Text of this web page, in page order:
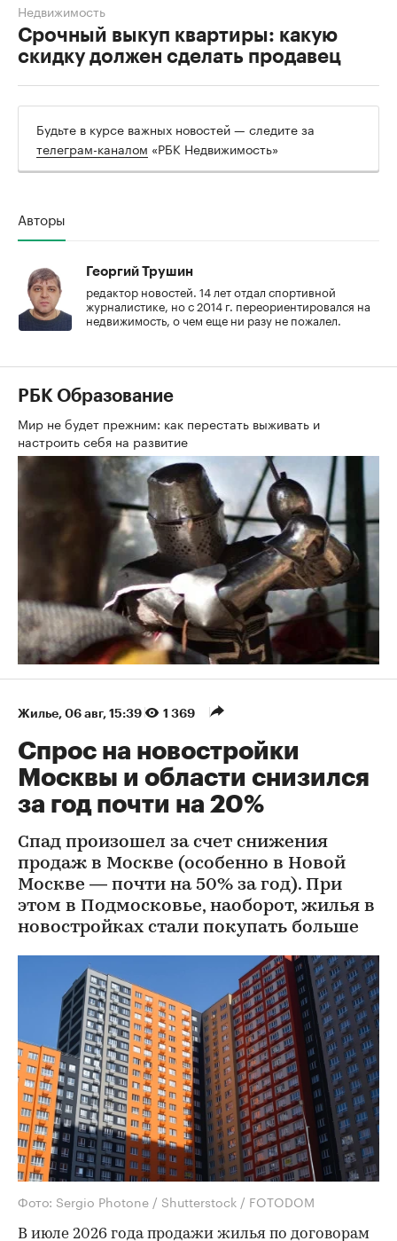
Срочный выкуп квартиры: какую
скидку должен сделать продавец
Недвижимость
Будьте в курсе важных новостей — следите за
телеграм-каналом «РБК Недвижимость»
Авторы
Георгий Трушин
редактор новостей. 14 лет отдал спортивной
журналистике, но с 2014 г. переориентировался на
недвижимость, о чем еще ни разу не пожалел.
РБК Образование
Мир не будет прежним: как перестать выживать и
настроить себя на развитие
Жилье⁠, 06 авг, 15:39 1 369
Спрос на новостройки
Москвы и области снизился
за год почти на 20%
Спад произошел за счет снижения
продаж в Москве (особенно в Новой
Москве — почти на 50% за год). При
этом в Подмосковье, наоборот, жилья в
новостройках стали покупать больше
Фото: Sergio Photone / Shutterstock / FOTODOM
В июле 2026 года продажи жилья по договорам